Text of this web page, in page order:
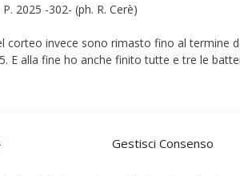
Gestisci Consenso
2025 -302- (ph. R. Cerè)
invece sono rimasto fino al termine
E alla fine ho anche finito tutte e tre le